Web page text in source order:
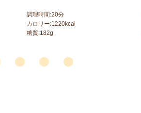
調理時間:20分
カロリー:1220kcal
糖質:182g